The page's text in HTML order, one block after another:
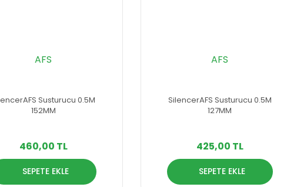
AFS
Susturucu 0.5M
152MM
460,00 TL
SEPETE EKLE
AFS
SilencerAFS Susturucu 0.5M
127MM
425,00 TL
SEPETE EKLE